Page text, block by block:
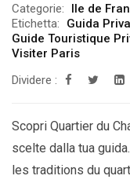
Categorie: Ile de
Etichetta:
Guida
Guide Touristique
Visiter Paris
Dividere :
Scopri Quartier du
scelte dalla tua
les traditions du